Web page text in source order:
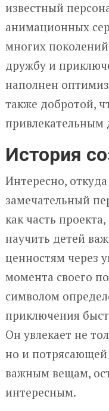
известный
анимационных
многих поколений
дружбу и
наполнен
также добротой,
привлекательным
История
Интересно,
замечательный
как часть
научить детей
ценностям через
момента своего
символом
приключения
Он увлекает не
но и потрясающей
важным вещам,
интересным.